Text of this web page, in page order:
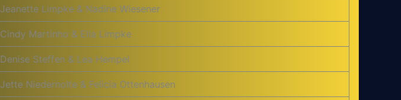
Jeanette Limpke & Nadine Wiesener
Cindy Martinho & Ella Limpke
Denise Steffen & Lea Hempel
Jette Niedernolte & Felicia Ottenhausen